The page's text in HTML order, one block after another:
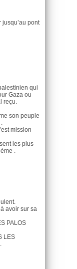
pont
qui
Gaza ou
reçu.
son peuple
mission
les plus
.
à avoir sur sa
PALOS
LES